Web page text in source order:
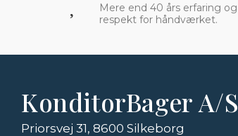
Mere end 40 års erfaring og
respekt for håndværket.
KonditorBager A/S
Priorsvej 31, 8600 Silkeborg